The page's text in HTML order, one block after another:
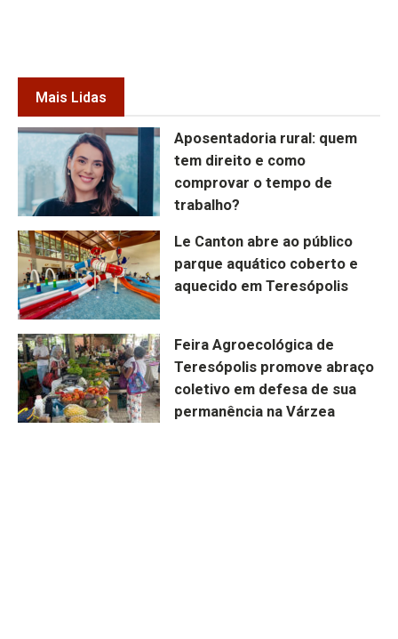
Mais Lidas
Aposentadoria rural: quem
tem direito e como
comprovar o tempo de
trabalho?
Le Canton abre ao público
parque aquático coberto e
aquecido em Teresópolis
Feira Agroecológica de
Teresópolis promove abraço
coletivo em defesa de sua
permanência na Várzea